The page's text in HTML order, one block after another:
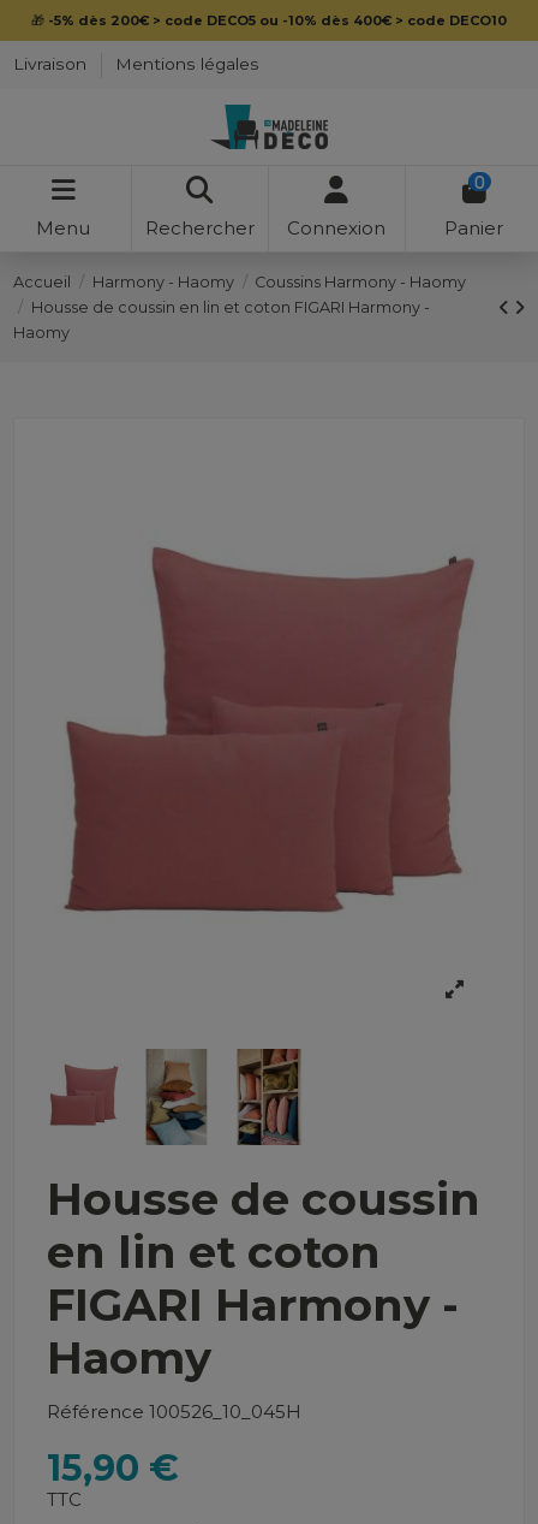
🎁 -5% dès 200€ > code DECO5 ou -10% dès 400€ > code DECO10
Livraison Mentions légales
Menu Rechercher Connexion
0
Panier
Accueil Harmony - Haomy
Coussins Harmony - Haomy
Housse de coussin en lin et coton FIGARI Harmony -
Haomy
Housse de coussin
en lin et coton
FIGARI Harmony -
Haomy
Référence 100526_10_045H
15,90 €
TTC